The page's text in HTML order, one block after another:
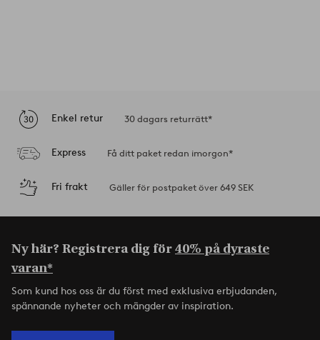
Enkel retur 30 dagars returrätt*
Express Få ditt paket redan imorgon*
Fri frakt Gäller för postpaket över 649 SEK
Ny här? Registrera dig för40% på dyraste
varan*
Som kund hos oss är du först med exklusiva erbjudanden,
spännande nyheter och mängder av inspiration.